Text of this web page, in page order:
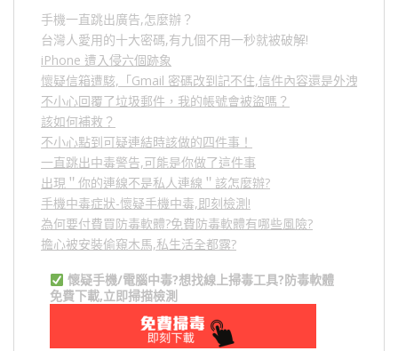
手機一直跳出廣告,怎麼辦？
台灣人愛用的十大密碼,有九個不用一秒就被破解!
iPhone 遭入侵六個跡象
懷疑信箱遭駭,「Gmail 密碼改到記不住,信件內容還是外洩？」,
不小心回覆了垃圾郵件，我的帳號會被盜嗎？
該如何補救？
不小心點到可疑連結時該做的四件事！
一直跳出中毒警告,可能是你做了這件事
出現＂你的連線不是私人連線＂該怎麼辦?
手機中毒症狀-懷疑手機中毒,即刻檢測!
為何要付費買防毒軟體?免費防毒軟體有哪些風險?
擔心被安裝偷窺木馬,私生活全都露?
懷疑手機/電腦中毒?想找線上掃毒工具?防毒軟體
免費下載,立即掃描檢測